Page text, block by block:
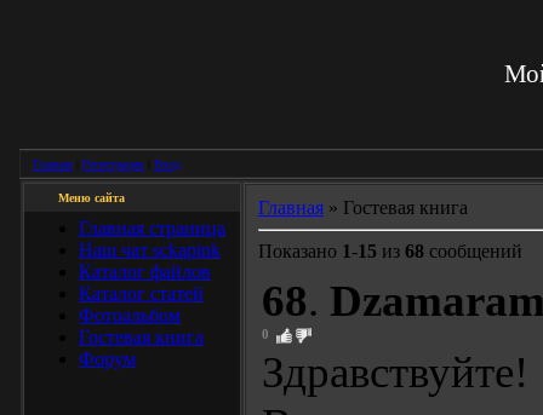
Главная Регистрация Вход
Меню сайта
Главная страница
Наш чат sckapink
Каталог файлов
Каталог статей
Фотоальбом
Гостевая книга
Форум
Главная » Гостевая книга
Показано 1-15 из 68 сообщений
68.
0
Здравствуйте!